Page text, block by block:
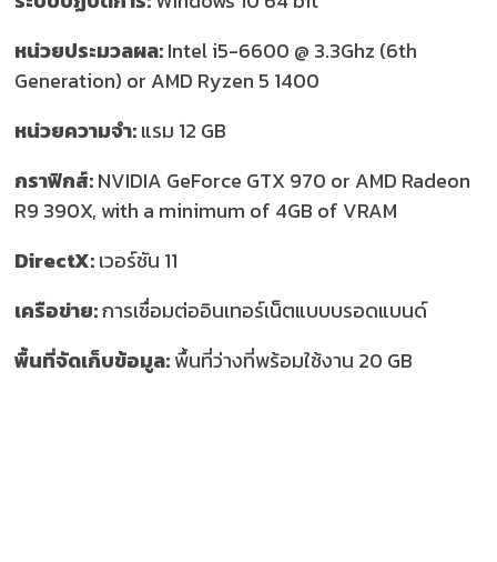
หน่วยประมวลผล:Intel i5-6600 @ 3.3Ghz (6th
Generation) or AMD Ryzen 5 1400
หน่วยความจำ:แรม 12 GB
กราฟิกส์:NVIDIA GeForce GTX 970 or AMD Radeon
R9 390X, with a minimum of 4GB of VRAM
DirectX:เวอร์ชัน 11
เครือข่าย:การเชื่อมต่ออินเทอร์เน็ตแบบบรอดแบนด์
พื้นที่จัดเก็บข้อมูล:พื้นที่ว่างที่พร้อมใช้งาน 20 GB